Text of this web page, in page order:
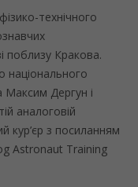
технічного
поблизу Кракова.
національного
Максим Дергун і
аналоговій
кур’єр з посиланням
Astronaut Training